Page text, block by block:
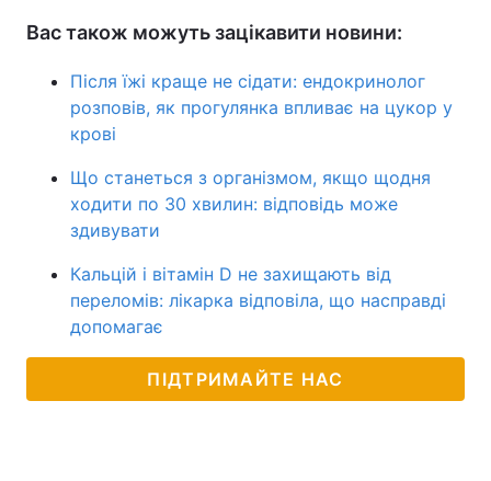
Вас також можуть зацікавити новини:
Після їжі краще не сідати: ендокринолог
розповів, як прогулянка впливає на цукор у
крові
Що станеться з організмом, якщо щодня
ходити по 30 хвилин: відповідь може
здивувати
Кальцій і вітамін D не захищають від
переломів: лікарка відповіла, що насправді
допомагає
ПІДТРИМАЙТЕ НАС